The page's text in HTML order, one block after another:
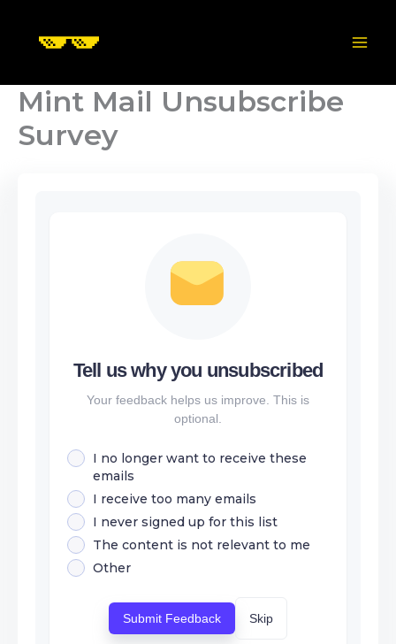
Mint Mail Unsubscribe
Survey
Tell us why you unsubscribed
Your feedback helps us improve. This is
optional.
I no longer want to receive these
emails
I receive too many emails
I never signed up for this list
The content is not relevant to me
Other
Submit Feedback Skip